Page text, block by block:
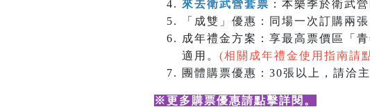
來去衛武營套票 ：本樂季於衛武
「成雙」優惠：同場一次訂購兩
成年禮金方案：享最高票價區「
適用。 (相關成年禮金使用指南請
團體購票優惠：30張以上，請洽
※更多購票優惠請點擊詳閱 。